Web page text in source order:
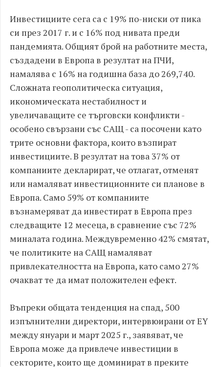
Инвестициите сега са с 19% по-ниски от пика
си през 2017 г. и с 16% под нивата преди
пандемията. Общият брой на работните места,
създадени в Европа в резултат на ПЧИ,
намалява с 16% на годишна база до 269,740.
Сложната геополитическа ситуация,
икономическата нестабилност и
увеличаващите се търговски конфликти -
особено свързани със САЩ - са посочени като
трите основни фактора, които възпират
инвестициите. В резултат на това 37% от
компаниите декларират, че отлагат, отменят
или намаляват инвестиционните си планове в
Европа. Само 59% от компаниите
възнамеряват да инвестират в Европа през
следващите 12 месеца, в сравнение със 72%
миналата година. Междувременно 42% смятат,
че политиките на САЩ намаляват
привлекателността на Европа, като само 27%
очакват те да имат положителен ефект.
Въпреки общата тенденция на спад, 500
изпълнителни директори, интервюирани от EY
между януари и март 2025 г., заявяват, че
Европа може да привлече инвестиции в
секторите, които ще доминират в преките